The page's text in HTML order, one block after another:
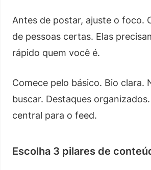
Antes de postar, ajuste o foco.
de pessoas certas. Elas
rápido quem você é.
Comece pelo básico. Bio clara.
buscar. Destaques
central para o feed.
Escolha 3 pilares de